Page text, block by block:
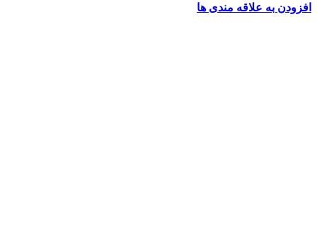
افزودن به علاقه مندی ها